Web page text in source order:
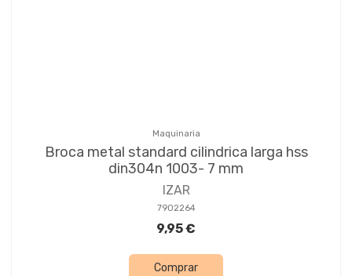
Maquinaria
Broca metal standard cilindrica larga hss
din304n 1003- 7 mm
IZAR
7902264
9,95 €
Comprar